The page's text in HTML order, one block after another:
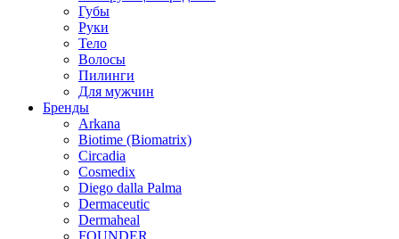
Губы
Руки
Тело
Волосы
Пилинги
Для мужчин
Бренды
Arkana
Biotime (Biomatrix)
Circadia
Cosmedix
Diego dalla Palma
Dermaceutic
Dermaheal
FOUNDER